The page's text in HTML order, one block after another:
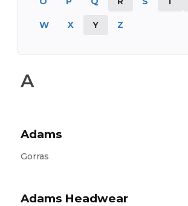
W X Y Z
A
Adams
Gorras
Adams Headwear